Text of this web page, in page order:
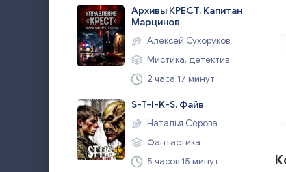
Архивы КРЕСТ. Капитан
Марцинов
Алексей Сухоруков
Мистика, детектив
2 часа 17 минут
S-T-I-K-S. Файв
Наталья Серова
Фантастика
5 часов 15 минут